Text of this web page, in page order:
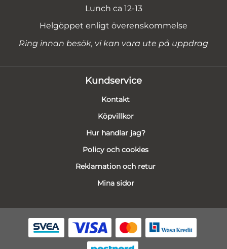
Lunch ca 12-13
Helgöppet enligt överenskommelse
Ring innan besök, vi kan vara ute på uppdrag
Kundservice
Kontakt
Köpvillkor
Hur handlar jag?
Policy och cookies
Reklamation och retur
Mina sidor